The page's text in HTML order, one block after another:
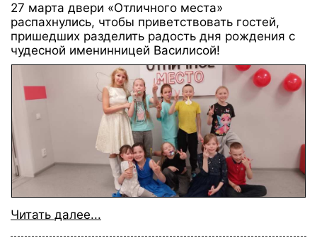
27 марта двери «Отличного места»
распахнулись, чтобы приветствовать гостей,
пришедших разделить радость дня рождения с
чудесной именинницей Василисой!
Читать далее...